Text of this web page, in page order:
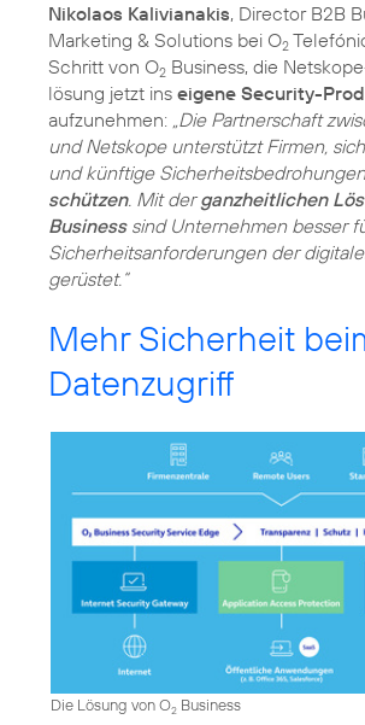
Nikolaos Kalivianakis, Director B2B
Marketing & Solutions bei O2
Schritt von O2 Business, die
lösung jetzt ins eigene Security-
aufzunehmen: „Die Partnerschaft
und Netskope unterstützt Firmen,
und künftige
schützen. Mit derganzheitlichen
Businesssind Unternehmen besser
Sicherheitsanforderungen der
gerüstet.“
Mehr Sicherheit
Datenzugriff
Die Lösung von O2 Business